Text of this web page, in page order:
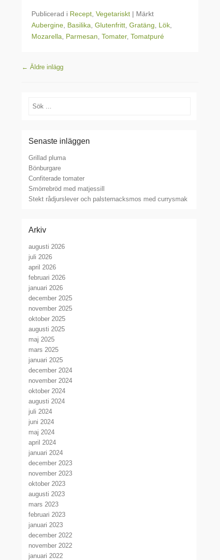
Publicerad i Recept Vegetariskt | Märkt
Aubergine Basilika Glutenfritt Gratäng Lök
Mozarella
Parmesan Tomater, Tomatpuré
Inläggsnavigering
← Äldre inlägg
Sök
Senaste inläggen
Grillad pluma
Bönburgare
Confiterade tomater
Smörrebröd med matjessill
Stekt rådjurslever och palsternacksmos med currysmak
Arkiv
augusti 2026
juli 2026
april 2026
februari 2026
januari 2026
december 2025
november 2025
oktober 2025
augusti 2025
maj 2025
mars 2025
januari 2025
december 2024
november 2024
oktober 2024
augusti 2024
juli 2024
juni 2024
maj 2024
april 2024
januari 2024
december 2023
november 2023
oktober 2023
augusti 2023
mars 2023
februari 2023
januari 2023
december 2022
november 2022
januari 2022